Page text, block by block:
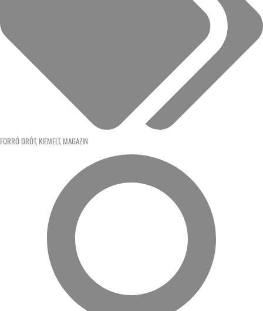
FORRÓ DRÓT, KIEMELT, MAGAZIN